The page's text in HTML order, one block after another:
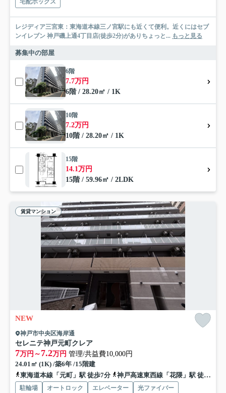
レジディア三宮東：東海道本線三ノ宮駅にも近くて便利。近くにはセブ
ンイレブン 神戸磯上通4丁目店(徒歩2分)がありちょっと... もっと見る
募集中の部屋
6階
7.7万円
6階 / 28.20㎡ / 1K
10階
7.2万円
10階 / 28.20㎡ / 1K
15階
14.1万円
15階 / 59.96㎡ / 2LDK
賃貸マンション
NEW
神戸市中央区海岸通
セレニテ神戸元町クレア
7万円～ 7.2万円 管理/共益費10,000円
24.01㎡ (1K) /築6年 /15階建
東海道本線「元町」駅 徒歩7分
神戸高速東西線「花隈」駅 徒歩5分
駐輪場 オートロック エレベーター
光ファイバー